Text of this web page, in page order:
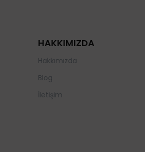
HAKKIMIZDA
Hakkımızda
Blog
İletişim